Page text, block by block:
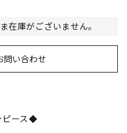
在庫がございません。
問い合わせ
ピース◆